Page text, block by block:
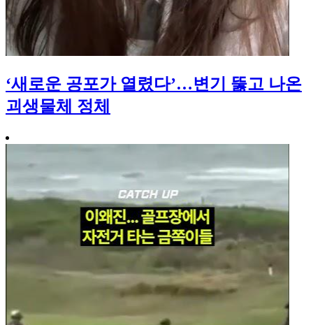
‘새로운 공포가 열렸다’…변기 뚫고 나온
괴생물체 정체